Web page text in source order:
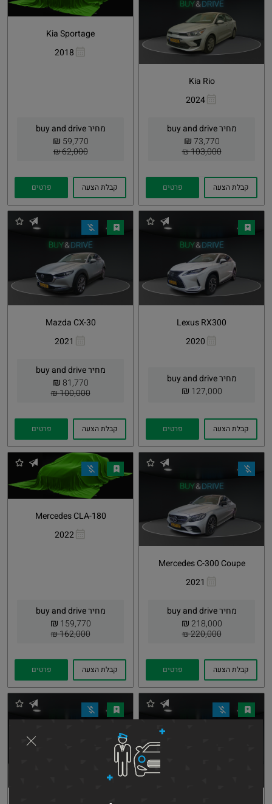
Kia Rio
2024
מחיר buy and drive
73,770
₪
103,000 ₪
Whatsapp
קבלת הצעה פרטים
Kia Sportage
2018
מחיר buy and drive
59,770
₪
62,000 ₪
Whatsapp
קבלת הצעה פרטים
Lexus RX300
2020
מחיר buy and drive
127,000
₪
Whatsapp
קבלת הצעה פרטים
Mazda CX-30
2021
מחיר buy and drive
81,770
₪
100,000 ₪
Whatsapp
קבלת הצעה פרטים
Mercedes C-300 Coupe
2021
מחיר buy and drive
218,000
₪
220,000 ₪
Whatsapp
קבלת הצעה פרטים
Mercedes CLA-180
2022
מחיר buy and drive
159,770
₪
162,000 ₪
Whatsapp
קבלת הצעה פרטים